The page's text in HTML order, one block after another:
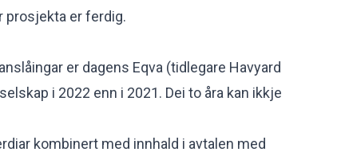
prosjekta er ferdig.
er dagens Eqva (tidlegare Havyard
i 2022 enn i 2021. Dei to åra kan ikkje
kombinert med innhald i avtalen med